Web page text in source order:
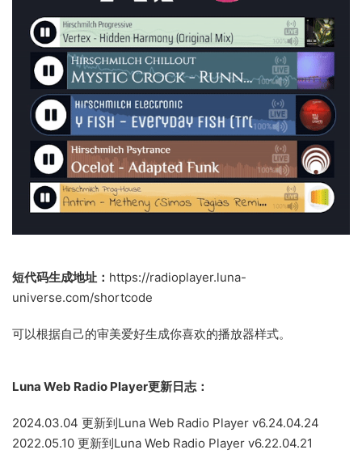
短代码生成地址： https://radioplayer.luna-
universe.com/shortcode
可以根据自己的审美爱好生成你喜欢的播放器样式。
Luna Web Radio Player更新日志：
2024.03.04 更新到Luna Web Radio Player v6.24.04.24
2022.05.10 更新到Luna Web Radio Player v6.22.04.21